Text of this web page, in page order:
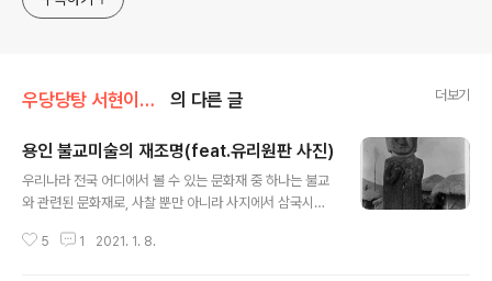
generalized viewpoint
우당당탕 서현이의 문화유산 답사기 의 다른 글 더보기
용인 불교미술의 재조명(feat.유리원판 사진)
우리나라 전국 어디에서 볼 수 있는 문화재 중 하나는 불교
와 관련된 문화재로, 사찰 뿐만 아니라 사지에서 삼국시대
있다. 물론 용인에도 많은 사찰과 불교 조형물이 만들어졌
5 1 2021. 1. 8.